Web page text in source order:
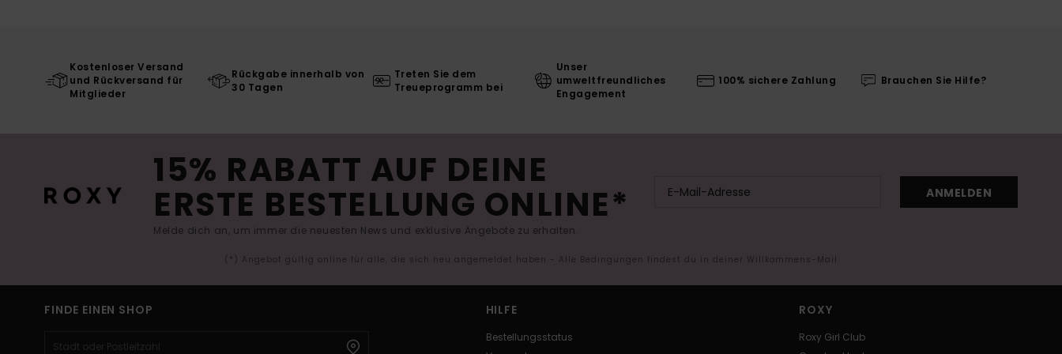
Kostenloser Versand
und Rückversand für
Mitglieder
Rückgabe innerhalb von
30 Tagen
Treten Sie dem
Treueprogramm bei
Unser
umweltfreundliches
Engagement
100% sichere Zahlung Brauchen Sie Hilfe?
15% RABATT AUF DEINE
ERSTE BESTELLUNG ONLINE*
Melde dich an, um immer die neuesten News und exklusive Angebote zu erhalten.
ANMELDEN
(*) Angebot gültig online für alle, die sich neu angemeldet haben - Alle Bedingungen findest du in deiner Willkommens-Mail
FINDE EINEN SHOP HILFE
Bestellungsstatus
ROXY
Roxy Girl Club